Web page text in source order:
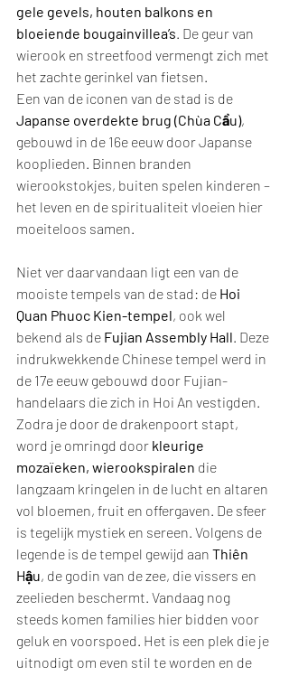
gele gevels, houten balkons en
bloeiende bougainvillea’s. De geur van
wierook en streetfood vermengt zich met
het zachte gerinkel van fietsen.
Een van de iconen van de stad is de
Japanse overdekte brug (Chùa Cầu),
gebouwd in de 16e eeuw door Japanse
kooplieden. Binnen branden
wierookstokjes, buiten spelen kinderen –
het leven en de spiritualiteit vloeien hier
moeiteloos samen.
Niet ver daarvandaan ligt een van de
mooiste tempels van de stad: de Hoi
Quan Phuoc Kien-tempel, ook wel
bekend als de Fujian Assembly Hall. Deze
indrukwekkende Chinese tempel werd in
de 17e eeuw gebouwd door Fujian-
handelaars die zich in Hoi An vestigden.
Zodra je door de drakenpoort stapt,
word je omringd door kleurige
mozaïeken, wierookspiralen die
langzaam kringelen in de lucht en altaren
vol bloemen, fruit en offergaven. De sfeer
is tegelijk mystiek en sereen. Volgens de
legende is de tempel gewijd aan Thiên
Hậu, de godin van de zee, die vissers en
zeelieden beschermt. Vandaag nog
steeds komen families hier bidden voor
geluk en voorspoed. Het is een plek die je
uitnodigt om even stil te worden en de